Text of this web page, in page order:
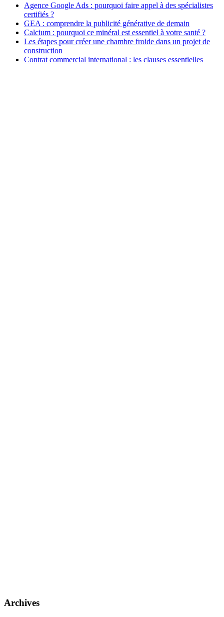
Agence Google Ads : pourquoi faire appel à des spécialistes
certifiés ?
GEA : comprendre la publicité générative de demain
Calcium : pourquoi ce minéral est essentiel à votre santé ?
Les étapes pour créer une chambre froide dans un projet de
construction
Contrat commercial international : les clauses essentielles
Archives